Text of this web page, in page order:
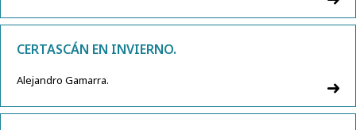
CERTASCÁN EN INVIERNO.
Alejandro Gamarra.